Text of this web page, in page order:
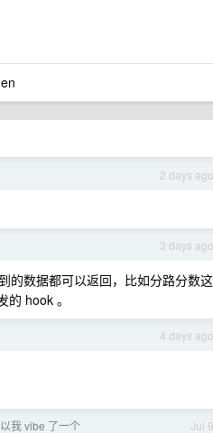
2 days ago
3 days ago
的数据都可以返回，比如分路分数这
hook 。
4 days ago
Jul 9
我 vibe 了一个